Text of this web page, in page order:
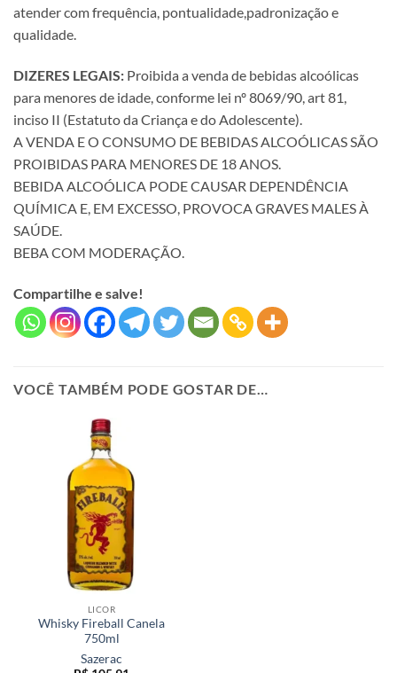
atender com frequência, pontualidade,padronização e
qualidade.
DIZERES LEGAIS: Proibida a venda de bebidas alcoólicas
para menores de idade, conforme lei nº 8069/90, art 81,
inciso II (Estatuto da Criança e do Adolescente).
A VENDA E O CONSUMO DE BEBIDAS ALCOÓLICAS SÃO
PROIBIDAS PARA MENORES DE 18 ANOS.
BEBIDA ALCOÓLICA PODE CAUSAR DEPENDÊNCIA
QUÍMICA E, EM EXCESSO, PROVOCA GRAVES MALES À
SAÚDE.
BEBA COM MODERAÇÃO.
Compartilhe e salve!
VOCÊ TAMBÉM PODE GOSTAR DE…
LICOR
Whisky Fireball Canela
750ml
Sazerac